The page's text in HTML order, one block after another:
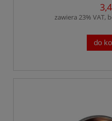
zawiera 23% VAT,
do